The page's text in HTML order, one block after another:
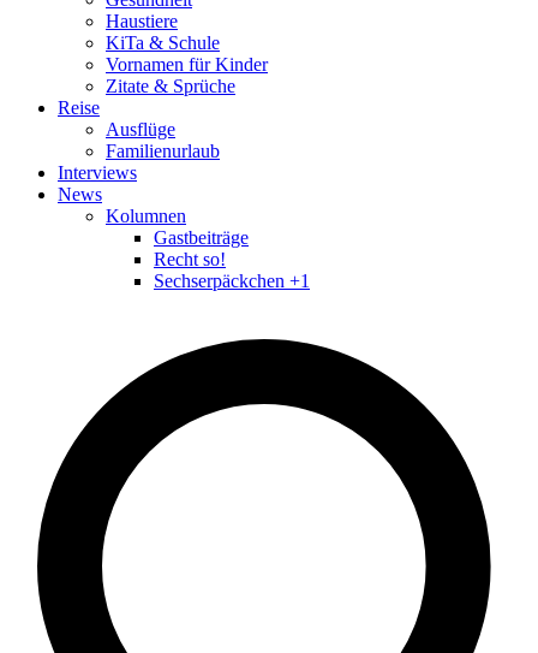
Haustiere
KiTa & Schule
Vornamen für Kinder
Zitate & Sprüche
Reise
Ausflüge
Familienurlaub
Interviews
News
Kolumnen
Gastbeiträge
Recht so!
Sechserpäckchen +1